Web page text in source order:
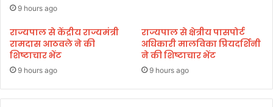
त
ट्रो
लि
य
म
र्पो
9 hours ago
राज्यपाल से केंद्रीय राज्यमंत्री
रामदास आठवले ने की
शिष्टाचार भेंट
9 hours ago
राज्यपाल से क्षेत्रीय पासपोर्ट
अधिकारी मालविका प्रियदर्शिनी
ने की शिष्टाचार भेंट
9 hours ago